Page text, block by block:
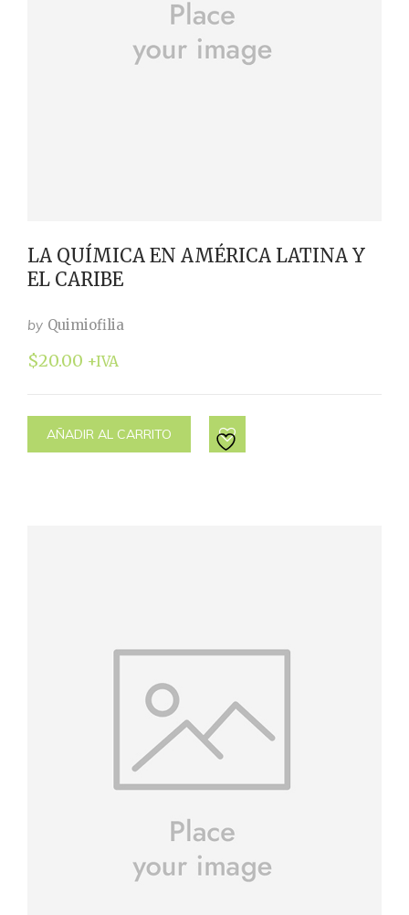
LA QUÍMICA EN AMÉRICA LATINA Y
EL CARIBE
by Quimiofilia
$20.00 +IVA
AÑADIR AL CARRITO